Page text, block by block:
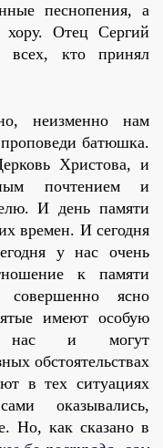
песнопения, а
Отец Сергий
всех, кто принял
неизменно нам
батюшка.
Христова, и
почтением и
И день памяти
времен. И сегодня
у нас очень
к памяти
совершенно ясно
имеют особую
нас и могут
обстоятельствах
в тех ситуациях
оказывались,
Но, как сказано в